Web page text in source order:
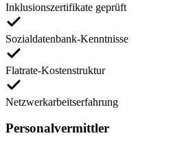
Inklusionszertifikate geprüft
Sozialdatenbank-Kenntnisse
Flatrate-Kostenstruktur
Netzwerkarbeitserfahrung
Personalvermittler